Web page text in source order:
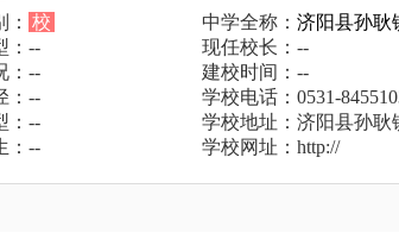
校 中学全称： 济阳县孙耿
：--
现任校长：--
：--
建校时间：--
：--
学校电话：0531-
：--
学校地址：济阳县孙耿
：--
学校网址：http://